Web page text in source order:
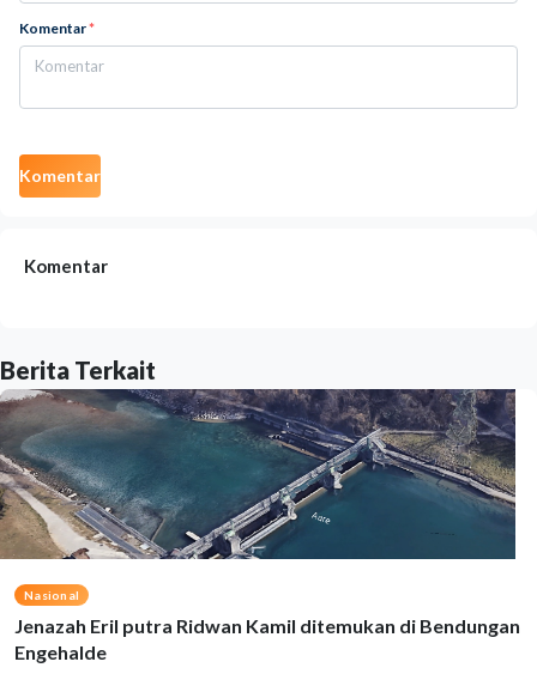
Komentar*
Komentar
Komentar
Berita Terkait
Nasional
Jenazah Eril putra Ridwan Kamil ditemukan di Bendungan
Engehalde